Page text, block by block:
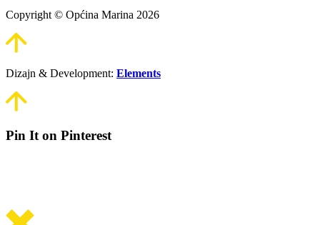
Copyright © Općina Marina 2026
Dizajn & Development: Elements
Pin It on Pinterest